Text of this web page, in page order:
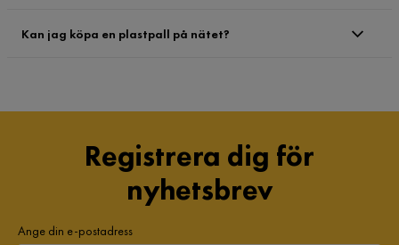
Kan jag köpa en plastpall på nätet?
Registrera dig för
nyhetsbrev
Ange din e-postadress